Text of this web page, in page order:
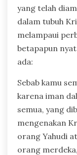
yang telah
dalam tubuh
melampaui
betapapun
ada:
Sebab kamu
karena iman
semua, yang
mengenakan
orang Yahudi
orang